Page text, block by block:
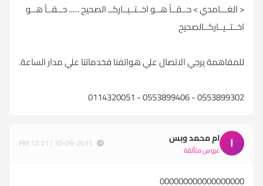
< الغـــامدي > حــقــاً هــو اخــتــيــاركــ الصحيح ...... حــقــاً هــو
اخــتــيــاركــالصحيح
للمفاهمة يرجي الاتصال علي هواتفنا فخدماتنا علي مدار الساعة.
0553899302 - 0553899406 - 0114320051
ا ام محمد وبس
عروس متألقة
000000000000000000